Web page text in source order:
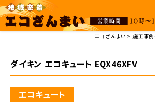
エコざんまい
施工事
ダイキン エコキュート EQX46XFV
エコキュート